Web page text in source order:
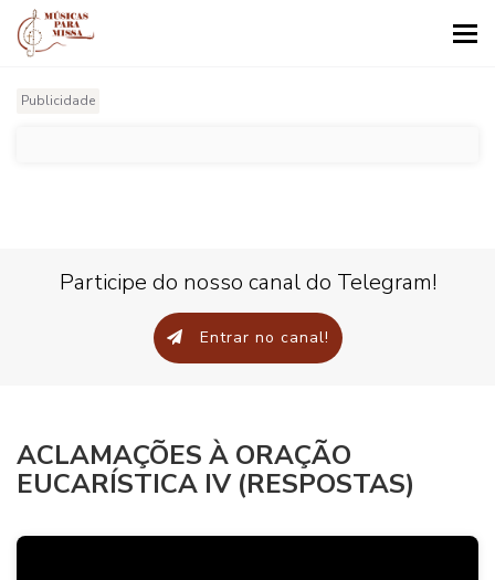
Publicidade
Participe do nosso canal do Telegram!
Entrar no canal!
ACLAMAÇÕES À ORAÇÃO
EUCARÍSTICA IV (RESPOSTAS)